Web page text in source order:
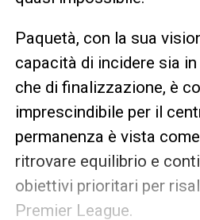
Paquetà, con la sua
capacità di incidere sia
che di finalizzazione, è
imprescindibile per il
permanenza è vista
ritrovare equilibrio e
obiettivi prioritari per
Premier League.